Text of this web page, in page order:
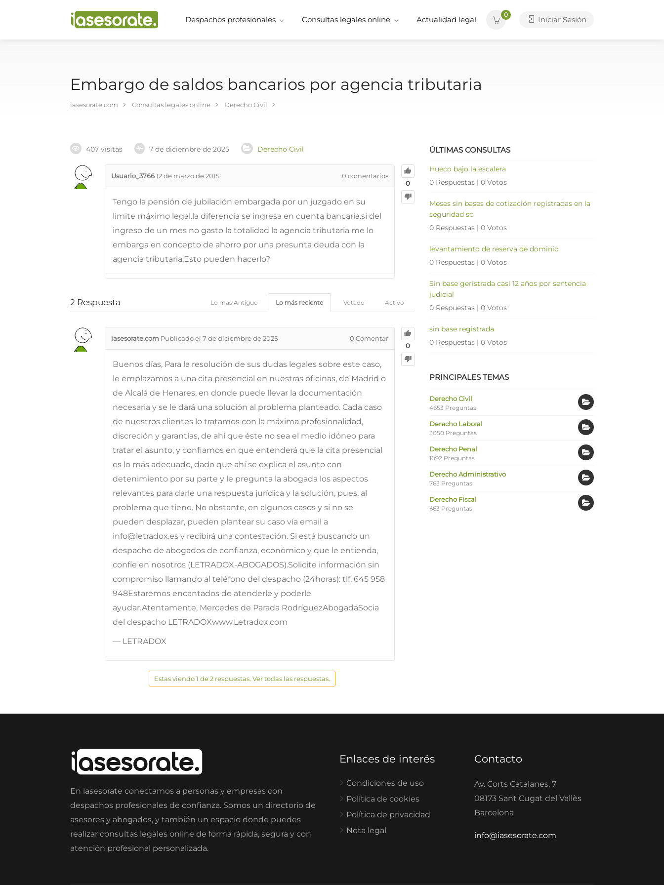
Despachos profesionales Consultas legales online Actualidad legal
0
Iniciar Sesión
Embargo de saldos bancarios por agencia tributaria
iasesorate.com Consultas legales online Derecho Civil
407 visitas 7 de diciembre de 2025 Derecho Civil
0
Usuario_376612 de marzo de 2015 0 comentarios
Tengo la pensión de jubilación embargada por un juzgado en su
limite máximo legal.la diferencia se ingresa en cuenta bancaria.si del
ingreso de un mes no gasto la totalidad la agencia tributaria me lo
embarga en concepto de ahorro por una presunta deuda con la
agencia tributaria.Esto pueden hacerlo?
2 Respuesta Activo
Votado
Lo más reciente
Lo más Antiguo
0
iasesorate.com Publicado el 7 de diciembre de 2025 0 Comentar
Buenos días, Para la resolución de sus dudas legales sobre este caso,
le emplazamos a una cita presencial en nuestras oficinas, de Madrid o
de Alcalá de Henares, en donde puede llevar la documentación
necesaria y se le dará una solución al problema planteado. Cada caso
de nuestros clientes lo tratamos con la máxima profesionalidad,
discreción y garantías, de ahí que éste no sea el medio idóneo para
tratar el asunto, y confiamos en que entenderá que la cita presencial
es lo más adecuado, dado que ahí se explica el asunto con
detenimiento por su parte y le pregunta la abogada los aspectos
relevantes para darle una respuesta jurídica y la solución, pues, al
problema que tiene. No obstante, en algunos casos y si no se
pueden desplazar, pueden plantear su caso vía email a
info@letradox.es y recibirá una contestación. Si está buscando un
despacho de abogados de confianza, económico y que le entienda,
confíe en nosotros (LETRADOX-ABOGADOS).Solicite información sin
compromiso llamando al teléfono del despacho (24horas): tlf. 645 958
948Estaremos encantados de atenderle y poderle
ayudar.Atentamente, Mercedes de Parada RodríguezAbogadaSocia
del despacho LETRADOXwww.Letradox.com
— LETRADOX
Estas viendo 1 de 2 respuestas. Ver todas las respuestas.
ÚLTIMAS CONSULTAS
Hueco bajo la escalera
0 Respuestas | 0 Votos
Meses sin bases de cotización registradas en la
seguridad so
0 Respuestas | 0 Votos
levantamiento de reserva de dominio
0 Respuestas | 0 Votos
Sin base geristrada casi 12 años por sentencia
judicial
0 Respuestas | 0 Votos
sin base registrada
0 Respuestas | 0 Votos
PRINCIPALES TEMAS
Derecho Civil
4653 Preguntas
Derecho Laboral
3050 Preguntas
Derecho Penal
1092 Preguntas
Derecho Administrativo
763 Preguntas
Derecho Fiscal
663 Preguntas
En iasesorate conectamos a personas y empresas con
despachos profesionales de confianza. Somos un directorio de
asesores y abogados, y también un espacio donde puedes
realizar consultas legales online de forma rápida, segura y con
atención profesional personalizada.
Enlaces de interés
Condiciones de uso
Política de cookies
Política de privacidad
Nota legal
Contacto
Av. Corts Catalanes, 7
08173 Sant Cugat del Vallès
Barcelona
info@iasesorate.com